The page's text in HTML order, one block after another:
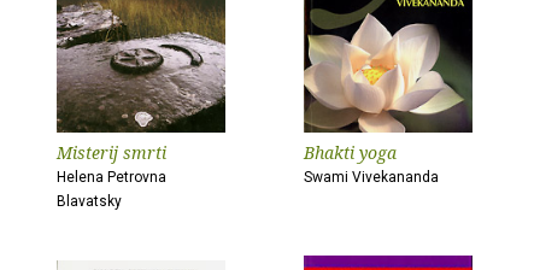
Misterij smrti
Helena Petrovna
Blavatsky
Bhakti yoga
Swami Vivekananda